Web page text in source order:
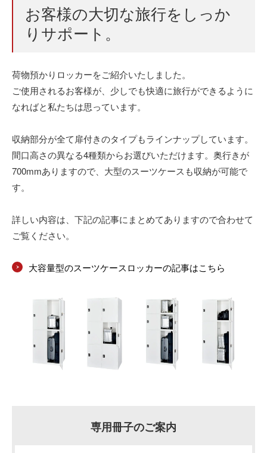
お客様の大切な旅行をしっか
りサポート。
荷物預かりロッカーをご紹介いたしました。
ご使用されるお客様が、少しでも快適に旅行ができるように
なればと私たちは思っています。
収納部分が全て扉付きのタイプもラインナップしています。
間口高さの異なる4種類からお選びいただけます。奥行きが
700mmありますので、大型のスーツケースも収納が可能で
す。
詳しい内容は、下記の記事にまとめてありますので合わせて
ご覧ください。
⼤容量型のスーツケースロッカーの記事はこちら
専用冊子のご案内